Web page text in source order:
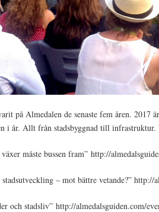
på Almedalen de senaste fem åren. 2017
i år. Allt från stadsbyggnad till
måste bussen fram” http://
stadsutveckling – mot bättre vetande?” http://
och stadsliv” http://almedalsguiden.com/